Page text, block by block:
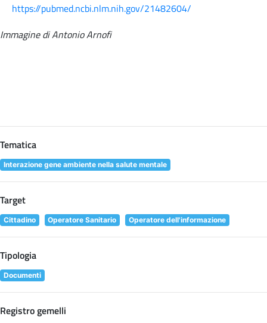
https://pubmed.ncbi.nlm.nih.gov/21482604/
Immagine di Antonio Arnofi
Tematica
Interazione gene ambiente nella salute mentale
Target
Cittadino Operatore Sanitario Operatore dell'informazione
Tipologia
Documenti
Registro gemelli